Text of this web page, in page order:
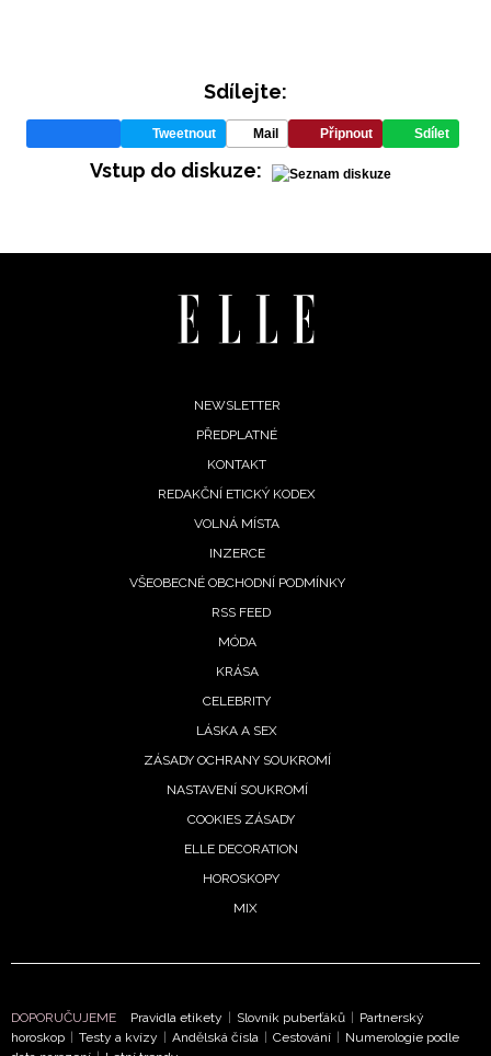
Sdílejte:
Tweetnout Mail Připnout Sdílet
Vstup do diskuze:
NEWSLETTER
PŘEDPLATNÉ
KONTAKT
REDAKČNÍ ETICKÝ KODEX
VOLNÁ MÍSTA
INZERCE
VŠEOBECNÉ OBCHODNÍ PODMÍNKY
RSS FEED
MÓDA
KRÁSA
CELEBRITY
LÁSKA A SEX
ZÁSADY OCHRANY SOUKROMÍ
NASTAVENÍ SOUKROMÍ
COOKIES ZÁSADY
ELLE DECORATION
HOROSKOPY
MIX
DOPORUČUJEME Pravidla etikety | Slovník puberťáků | Partnerský
horoskop | Testy a kvízy | Andělská čísla | Cestování | Numerologie podle